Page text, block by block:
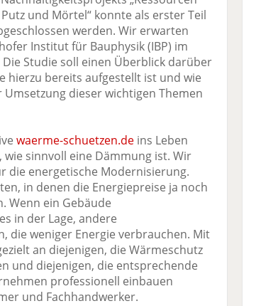
und Mörtel“ konnte als erster Teil
werden. Wir erwarten
Institut für Bauphysik (IBP) im
Studie soll einen Überblick darüber
hierzu bereits aufgestellt ist und wie
dieser wichtigen Themen
waerme-schuetzen.de ins Leben
sinnvoll eine Dämmung ist. Wir
die energetische Modernisierung.
in denen die Energiepreise ja noch
Wenn ein Gebäude
in der Lage, andere
die weniger Energie verbrauchen. Mit
an diejenigen, die Wärmeschutz
und diejenigen, die entsprechende
professionell einbauen
und Fachhandwerker.